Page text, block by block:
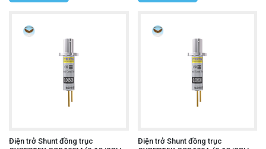
Điện trở Shunt đồng trục
Điện trở Shunt đồng trục